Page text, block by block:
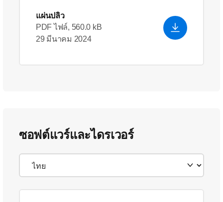
แผ่นปลิว
PDF ไฟล์, 560.0 kB
29 มีนาคม 2024
ซอฟต์แวร์และไดรเวอร์